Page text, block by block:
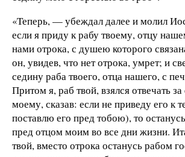
«Теперь, — убеждал далее и молил
если я приду к рабу твоему, отцу
нами отрока, с душею которого
он, увидев, что нет отрока, умрет; и
седину раба твоего, отца нашего, с
Притом я, раб твой, взялся отвечать
моему, сказав: если не приведу его к
поставлю его пред тобою), то
пред отцом моим во все дни жизни.
твой, вместо отрока останусь рабом